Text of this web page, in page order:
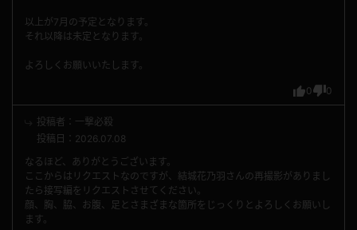
0 0
以上が7月の予定となります。
それ以降は未定となります。
よろしくお願いいたします。
投稿者：一撃必殺
投稿日：2026.07.08
なるほど、ありがとうございます。
ここからはリクエストなのですが、結城花乃羽さんの再撮影がありまし
たら接写編をリクエストさせてください。
顔、胸、脇、お腹、足とさまざまな箇所をじっくりとよろしくお願いし
ます。